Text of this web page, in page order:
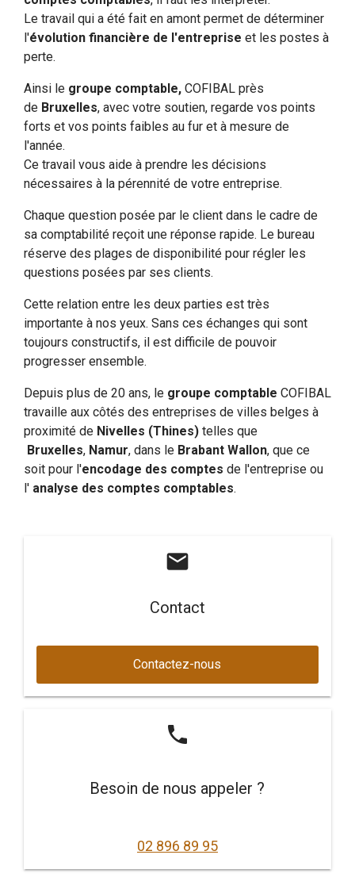
Le travail qui a été fait en amont permet de déterminer
l'évolution financière de l'entreprise et les postes à
perte.
Ainsi le groupe comptable, COFIBAL près
de Bruxelles, avec votre soutien, regarde vos points
forts et vos points faibles au fur et à mesure de
l'année.
Ce travail vous aide à prendre les décisions
nécessaires à la pérennité de votre entreprise.
Chaque question posée par le client dans le cadre de
sa comptabilité reçoit une réponse rapide. Le bureau
réserve des plages de disponibilité pour régler les
questions posées par ses clients.
Cette relation entre les deux parties est très
importante à nos yeux. Sans ces échanges qui sont
toujours constructifs, il est difficile de pouvoir
progresser ensemble.
Depuis plus de 20 ans, le groupe comptable COFIBAL
travaille aux côtés des entreprises de villes belges à
proximité de Nivelles (Thines) telles que
Bruxelles, Namur, dans le Brabant Wallon, que ce
soit pour l'encodage des comptes de l'entreprise ou
l' analyse des comptes comptables.
mail
Contact
Contactez-nous
phone
Besoin de nous appeler ?
02 896 89 95